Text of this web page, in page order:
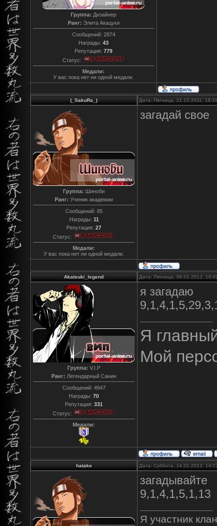
Группа: Дизайнер
Ранг: Элита Акацуки
Сообщений: 2874
Награды: 43
Репутация: 779
Статус:
Медали:
У вас пока нет ни одной медали.
(_SakuRa_) Дата: Пятница, 21.10.2011,
Группа: Шиноби
Ранг: Ученик академии
Сообщений: 85
Награды: 11
Репутация: 27
Статус:
Медали:
У вас пока нет ни одной медали.
загадай свое
Akatsuki_legend Дата: Пятница, 06.01.2012,
Группа: V.I.P
Ранг: Легендарный Санин
Сообщений: 4947
Награды: 70
Репутация: 331
Статус:
Медали:
я загадаю
Я
Мой
hatake Дата: Суббота, 14.01.2012,
загадывайте
9,1,4,1,5,1,13
Я участник